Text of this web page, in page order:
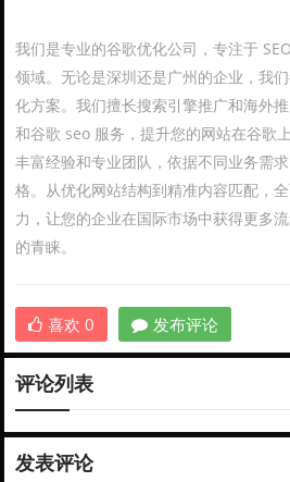
我们是专业的谷歌优化公司，专注于
领域。无论是深圳还是广州的企业，我
化方案。我们擅长搜索引擎推广和海外
和谷歌 seo 服务，提升您的网站在谷歌
丰富经验和专业团队，依据不同业务需
格。从优化网站结构到精准内容匹配，
力，让您的企业在国际市场中获得更多
的青睐。
喜欢 0 发布评论
评论列表
发表评论